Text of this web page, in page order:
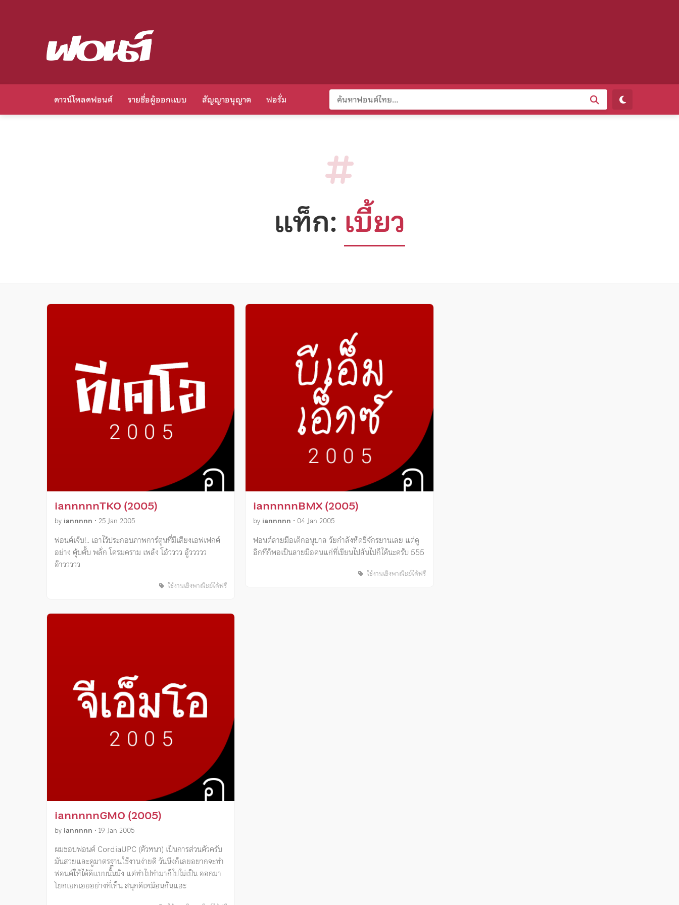
ดาวน์โหลดฟอนต์ รายชื่อผู้ออกแบบ สัญญาอนุญาต ฟอรั่ม
แท็ก: เบี้ยว
iannnnnTKO (2005)
by iannnnn • 25 Jan 2005
ฟอนต์เจ็บ!.. เอาไว้ประกอบภาพการ์ตูนที่มีเสียงเอฟเฟกต์
อย่าง ตุ้บตั้บ พลั่ก โครมคราม เพล้ง โอ้วววว อู้ววววว
อ๊าววววว
ใช้งานเชิงพาณิชย์ได้ฟรี
iannnnnGMO (2005)
by iannnnn • 19 Jan 2005
ผมชอบฟอนต์ CordiaUPC (ตัวหนา) เป็นการส่วนตัวครับ
มันสวยและดูมาตรฐานใช้งานง่ายดี วันนึงก็เลยอยากจะทำ
ฟอนต์ให้ได้ดีแบบนั้นมั่ง แต่ทำไปทำมาก็ไปไม่เป็น ออกมา
โยกเยกเอยอย่างที่เห็น สนุกดีเหมือนกันแฮะ
iannnnnBMX (2005)
by iannnnn • 04 Jan 2005
ฟอนต์ลายมือเด็กอนุบาล วัยกำลังหัดขี่จักรยานเลย แต่ดู
อีกทีก็พอเป็นลายมือคนแก่ที่เขียนไปสั่นไปก็ได้นะครับ 555
ใช้งานเชิงพาณิชย์ได้ฟรี